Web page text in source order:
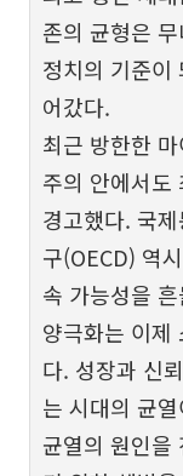
존의 균형은
정치의 기준이
어갔다.
최근 방한한
주의 안에서도
경고했다. 국
구(OECD) 역
속 가능성을
양극화는 이제
다. 성장과 신
는 시대의 균
균열의 원인을